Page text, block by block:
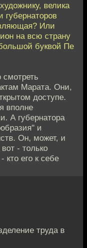
велика
губернаторов
Или
на всю страну
буквой Пе
смотреть
Марата. Они,
доступе.
вполне
А губернатора
и
Он, может, и
- только
кто его к себе
труда в